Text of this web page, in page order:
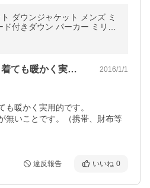
ダウンジャケット メンズ ミ
ド付きダウン パーカー ミリタ
メンズ アウター ダウン コー
価格は最高の安値で、着ても暖かく実用的… 2016/1/1
も暖かく実用的です。
無いことです。（携帯、財布等
違反報告 いいね 0